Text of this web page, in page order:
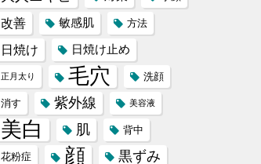
改善 敏感肌 方法
日焼け 日焼け止め
正月太り 毛穴 洗顔
消す 紫外線 美容液
美白 肌 背中
花粉症 顔 黒ずみ